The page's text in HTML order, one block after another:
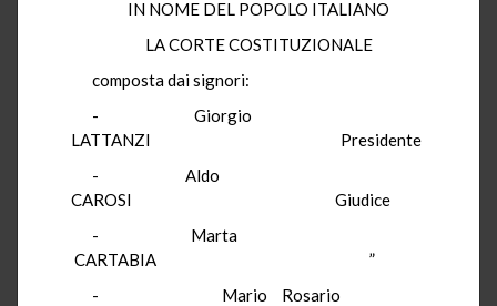
IN NOME DEL POPOLO ITALIANO
LA CORTE COSTITUZIONALE
composta dai signori:
-
Giorgio
LATTANZI
Presidente
-
Aldo
CAROSI
Giudice
-
Marta
CARTABIA
”
-
Mario Rosario